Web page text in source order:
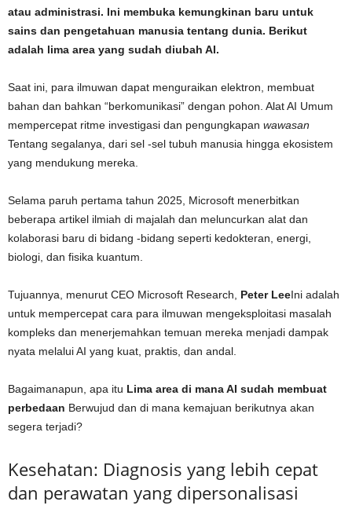
atau administrasi. Ini membuka kemungkinan baru untuk
sains dan pengetahuan manusia tentang dunia. Berikut
adalah lima area yang sudah diubah AI.
Saat ini, para ilmuwan dapat menguraikan elektron, membuat
bahan dan bahkan “berkomunikasi” dengan pohon. Alat AI Umum
mempercepat ritme investigasi dan pengungkapan wawasan
Tentang segalanya, dari sel -sel tubuh manusia hingga ekosistem
yang mendukung mereka.
Selama paruh pertama tahun 2025, Microsoft menerbitkan
beberapa artikel ilmiah di majalah dan meluncurkan alat dan
kolaborasi baru di bidang -bidang seperti kedokteran, energi,
biologi, dan fisika kuantum.
Tujuannya, menurut CEO Microsoft Research, Peter LeeIni adalah
untuk mempercepat cara para ilmuwan mengeksploitasi masalah
kompleks dan menerjemahkan temuan mereka menjadi dampak
nyata melalui AI yang kuat, praktis, dan andal.
Bagaimanapun, apa itu Lima area di mana AI sudah membuat
perbedaan Berwujud dan di mana kemajuan berikutnya akan
segera terjadi?
Kesehatan: Diagnosis yang lebih cepat
dan perawatan yang dipersonalisasi